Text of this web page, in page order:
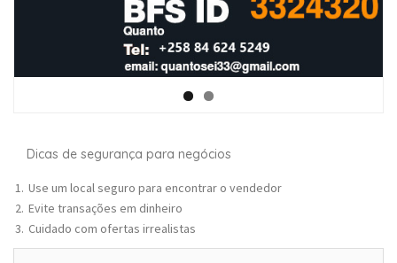
Dicas de segurança para negócios
Use um local seguro para encontrar o vendedor
Evite transações em dinheiro
Cuidado com ofertas irrealistas